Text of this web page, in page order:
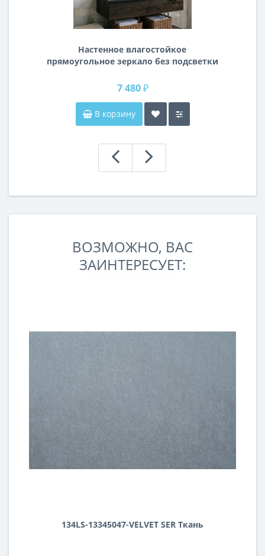
Настенное влагостойкое
прямоугольное зеркало без подсветки
7 480 ₽
В корзину
ВОЗМОЖНО, ВАС
ЗАИНТЕРЕСУЕТ:
134LS-13345047-VELVET SER Ткань